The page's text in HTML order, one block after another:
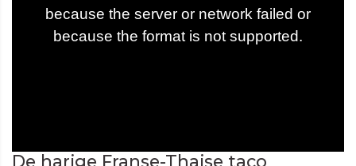
De harige Franse-Thaise taco